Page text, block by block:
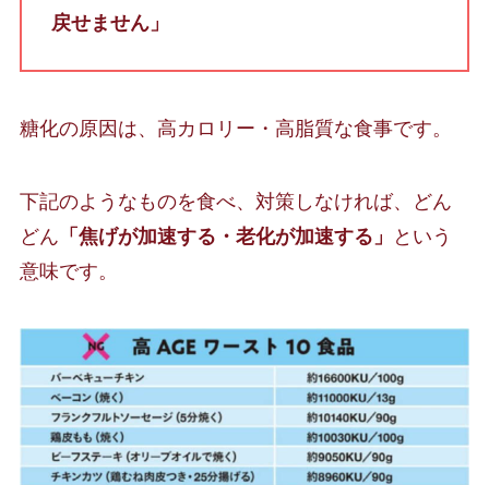
戻せません」
糖化の原因は、高カロリー・高脂質な食事です。
下記のようなものを食べ、対策しなければ、どん
どん 「焦げが加速する・老化が加速する」
という
意味です。